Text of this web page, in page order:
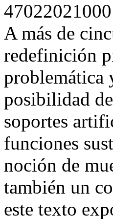
A más de
redefinición
problemática
posibilidad
soportes
funciones
noción de
también un
este texto